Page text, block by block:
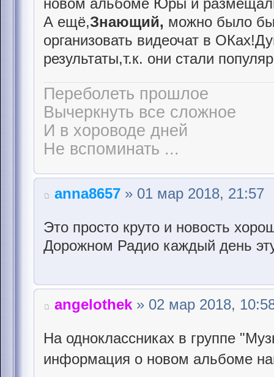
новом альбоме Юры и
А ещё,Знающий, можно было
организовать видеочат в
результаты,т.к. они стали
Переболеть прошлое
Вычеркнуть все сложное
И в хороводе дней
Не вспоминать ...
anna8657 » 01 мар 2018, 21:57
Это просто круто и новость
Дорожном Радио каждый день
angelothek » 02 мар 2018,
На одноклассниках в группе
информация о новом альбоме